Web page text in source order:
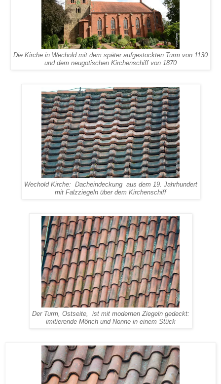
Die Kirche in Wechold mit dem später aufgestockten Turm von 1130
und dem neugotischen Kirchenschiff von 1870
Wechold Kirche: Dacheindeckung aus dem 19. Jahrhundert
mit Falzziegeln über dem Kirchenschiff
Der Turm, Ostseite, ist mit modernen Ziegeln gedeckt:
imitierende Mönch und Nonne in einem Stück